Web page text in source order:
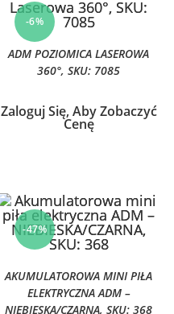
-6%
ADM POZIOMICA LASEROWA
360°, SKU: 7085
Zaloguj Się, Aby Zobaczyć
Cenę
-47%
AKUMULATOROWA MINI PIŁA
ELEKTRYCZNA ADM –
NIEBIESKA/CZARNA, SKU: 368